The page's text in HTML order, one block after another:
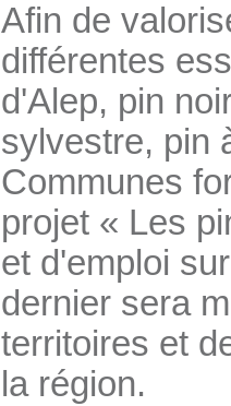
Afin de
différentes
d'Alep, pin
sylvestre, pin
Communes
projet « Les
et d'emploi
dernier sera
territoires et
la région.